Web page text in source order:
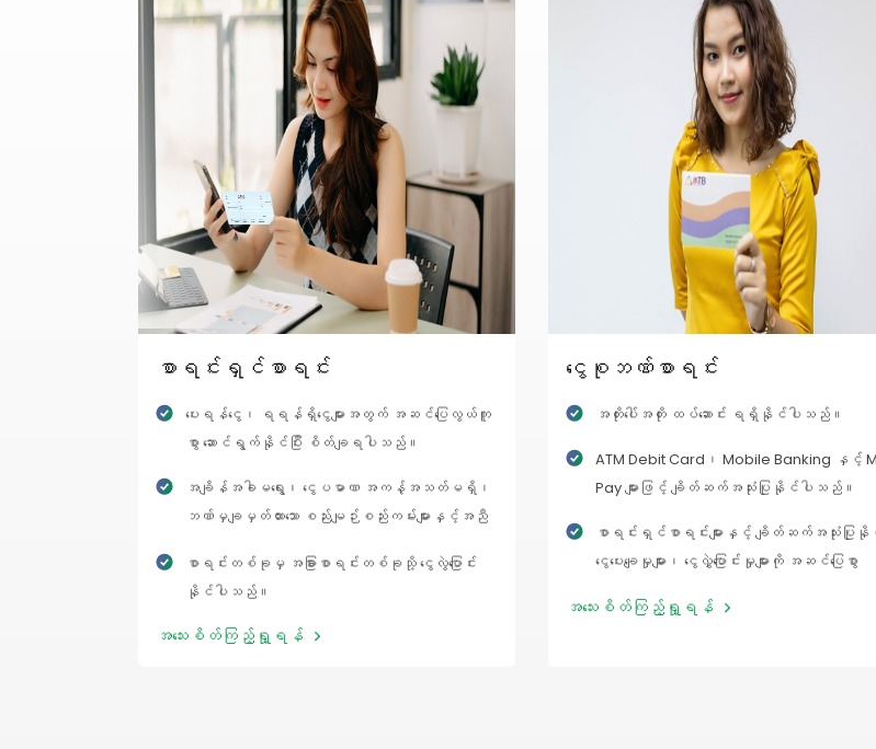
စာရင်းရှင်စာရင်း
ပေးရန်ငွေ၊ ရရန်ရှိငွေများအတွက် အဆင်ပြေလွယ်ကူ
စွာ ဆောင်ရွက်နိုင်ပြီး စိတ်ချရပါသည်။
အချိန်အခါမရွေး၊ ငွေပမာဏ အကန့်အသတ်မရှိ၊
ဘဏ်မှချမှတ်ထားသော စည်းမျဉ်းစည်းကမ်းများနှင့်အညီ
စာရင်းတစ်ခုမှ အခြားစာရင်းတစ်ခုသို့ ငွေလွဲပြောင်း
နိုင်ပါသည်။
အသေးစိတ်ကြည့်ရှု့ရန်
ငွေစုဘဏ်စာရင်း
အတိုးပေါ်အတိုး ထပ်ဆောင်း ရရှိနိုင်ပါသည်။
ATM Debit Card၊ Mobile Banking နှင့်
Pay များဖြင့် ချိတ်ဆက်အသုံးပြုနိုင်ပါသည်။
စာရင်းရှင်စာရင်းများနှင့် ချိတ်ဆက်အသုံးပြု
ငွေပေးချေမှုများ၊ ငွေလွှဲပြောင်းမှုများကို အဆင်ပြေစွာ
အသေးစိတ်ကြည့်ရှု့ရန်